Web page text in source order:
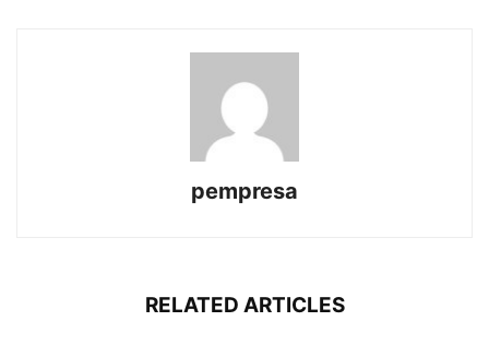
pempresa
RELATED ARTICLES